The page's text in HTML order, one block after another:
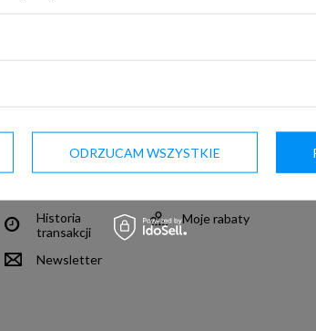
Moje konto
Historia
transakcji
Moje rabaty
Newsletter
ODRZUCAM WSZYSTKIE